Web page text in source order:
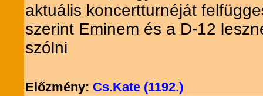
aktuális koncertturnéját
szerint Eminem és a D-12
szólni
Előzmény: Cs.Kate (1192.)